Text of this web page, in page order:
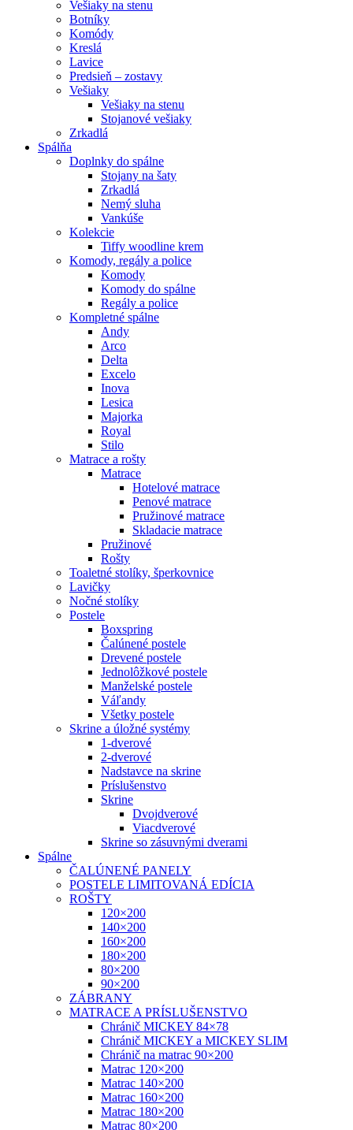
Vešiaky na stenu
Botníky
Komódy
Kreslá
Lavice
Predsieň – zostavy
Vešiaky
Vešiaky na stenu
Stojanové vešiaky
Zrkadlá
Spálňa
Doplnky do spálne
Stojany na šaty
Zrkadlá
Nemý sluha
Vankúše
Kolekcie
Tiffy woodline krem
Komody, regály a police
Komody
Komody do spálne
Regály a police
Kompletné spálne
Andy
Arco
Delta
Excelo
Inova
Lesica
Majorka
Royal
Stilo
Matrace a rošty
Matrace
Hotelové matrace
Penové matrace
Pružinové matrace
Skladacie matrace
Pružinové
Rošty
Toaletné stolíky, šperkovnice
Lavičky
Nočné stolíky
Postele
Boxspring
Čalúnené postele
Drevené postele
Jednolôžkové postele
Manželské postele
Váľandy
Všetky postele
Skrine a úložné systémy
1-dverové
2-dverové
Nadstavce na skrine
Príslušenstvo
Skrine
Dvojdverové
Viacdverové
Skrine so zásuvnými dverami
Spálne
ČALÚNENÉ PANELY
POSTELE LIMITOVANÁ EDÍCIA
ROŠTY
120×200
140×200
160×200
180×200
80×200
90×200
ZÁBRANY
MATRACE A PRÍSLUŠENSTVO
Chránič MICKEY 84×78
Chránič MICKEY a MICKEY SLIM
Chránič na matrac 90×200
Matrac 120×200
Matrac 140×200
Matrac 160×200
Matrac 180×200
Matrac 80×200